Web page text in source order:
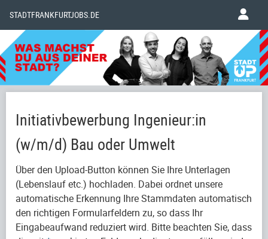
STADTFRANKFURTJOBS.DE
Initiativbewerbung Ingenieur:in
(w/m/d) Bau oder Umwelt
Über den Upload-Button können Sie Ihre Unterlagen
(Lebenslauf etc.) hochladen. Dabei ordnet unsere
automatische Erkennung Ihre Stammdaten automatisch
den richtigen Formularfeldern zu, so dass Ihr
Eingabeaufwand reduziert wird. Bitte beachten Sie, dass